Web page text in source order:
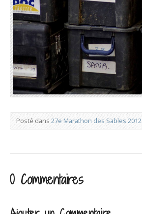
Posté dans27e Marathon des Sables 2012
0 Commentaires